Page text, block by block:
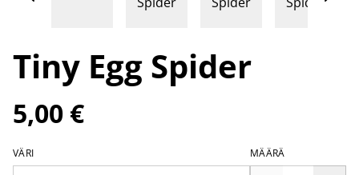
Tiny Egg Spider
5,00 €
VÄRI MÄÄRÄ